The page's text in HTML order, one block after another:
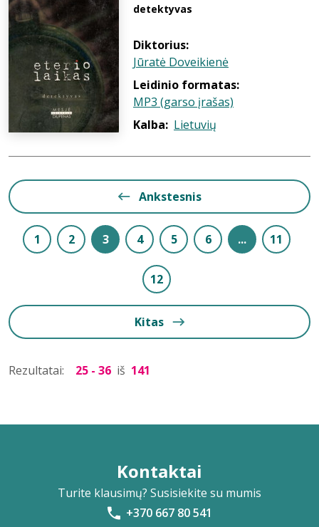
detektyvas
Diktorius:
Jūratė Doveikienė
Leidinio formatas:
MP3 (garso įrašas)
Kalba: Lietuvių
Ankstesnis
1 2 3 4 5 6 ... 11
12
Kitas
Rezultatai: 25 - 36 iš 141
Kontaktai
Turite klausimų? Susisiekite su mumis
+370 667 80 541